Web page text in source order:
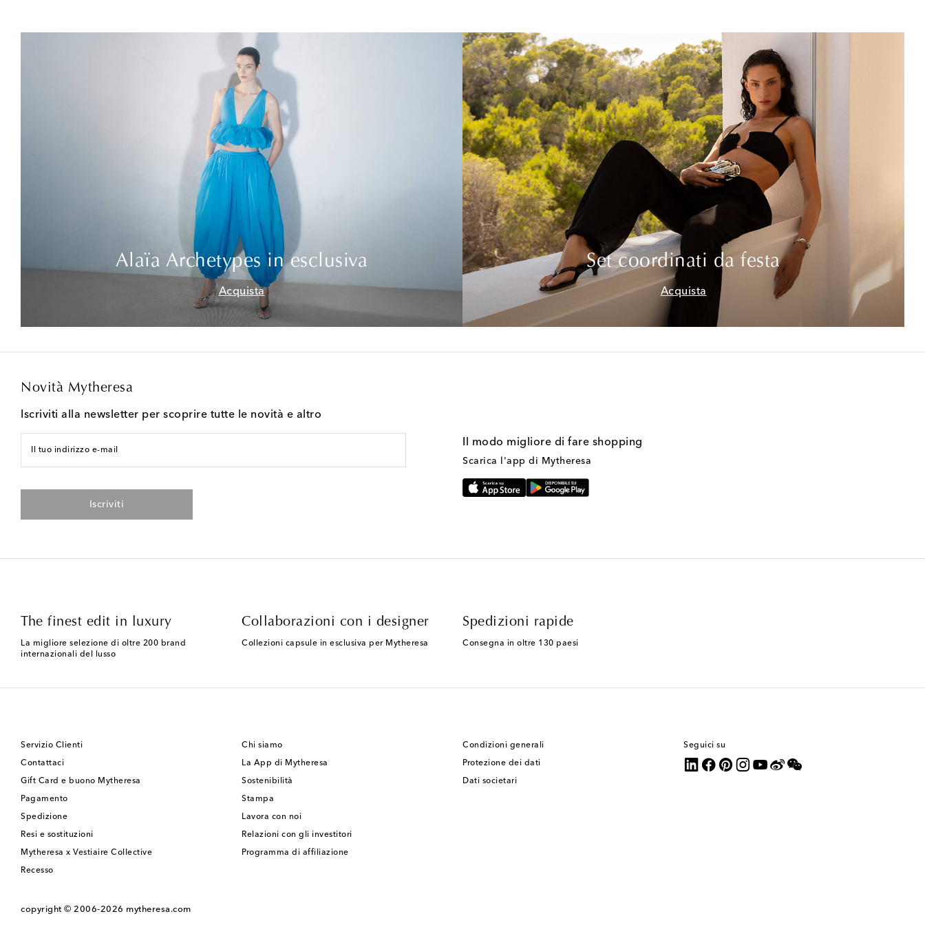
Alaïa Archetypes in esclusiva
Acquista
Set coordinati da festa
Acquista
Novità Mytheresa
Iscriviti alla newsletter per scoprire tutte le novità e altro
Il tuo indirizzo e-mail
Iscriviti
Il modo migliore di fare shopping
Scarica l'app di Mytheresa
The finest edit in luxury
La migliore selezione di oltre 200 brand
internazionali del lusso
Collaborazioni con i designer
Collezioni capsule in esclusiva per Mytheresa
Spedizioni rapide
Consegna in oltre 130 paesi
Servizio Clienti
Contattaci
Gift Card e buono Mytheresa
Pagamento
Spedizione
Resi e sostituzioni
Mytheresa x Vestiaire Collective
Recesso
Chi siamo
La App di Mytheresa
Sostenibilità
Stampa
Lavora con noi
Relazioni con gli investitori
Programma di affiliazione
Condizioni generali
Protezione dei dati
Dati societari
Seguici su
copyright © 2006-2026 mytheresa.com